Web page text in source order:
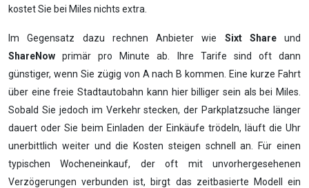
kostet Sie bei Miles nichts extra.
Im Gegensatz dazu rechnen Anbieter wie Sixt Shareund
ShareNow primär pro Minute ab. Ihre Tarife sind oft dann
günstiger, wenn Sie zügig von A nach B kommen. Eine kurze Fahrt
über eine freie Stadtautobahn kann hier billiger sein als bei Miles.
Sobald Sie jedoch im Verkehr stecken, der Parkplatzsuche länger
dauert oder Sie beim Einladen der Einkäufe trödeln, läuft die Uhr
unerbittlich weiter und die Kosten steigen schnell an. Für einen
typischen Wocheneinkauf, der oft mit unvorhergesehenen
Verzögerungen verbunden ist, birgt das zeitbasierte Modell ein